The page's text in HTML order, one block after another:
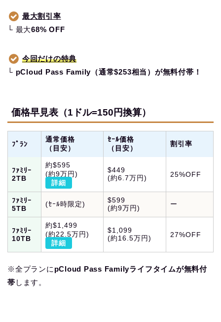
最大割引率
└ 最大68% OFF
今回だけの特典
└ pCloud Pass Family（通常$253相当）が無料付帯！
価格早見表（1ドル=150円換算）
ﾌﾟﾗﾝ
通常価格
（目安）
ｾｰﾙ価格
（目安）
割引率
ﾌｧﾐﾘｰ
2TB
約$595
(約9万円)
詳細
$449
(約6.7万円)
25%OFF
ﾌｧﾐﾘｰ
5TB
(ｾｰﾙ時限定)
$599
(約9万円)
ー
ﾌｧﾐﾘｰ
10TB
約$1,499
(約22.5万円)
詳細
$1,099
(約16.5万円)
27%OFF
※全プランに pCloud Pass Familyライフタイムが無料付
帯 します。